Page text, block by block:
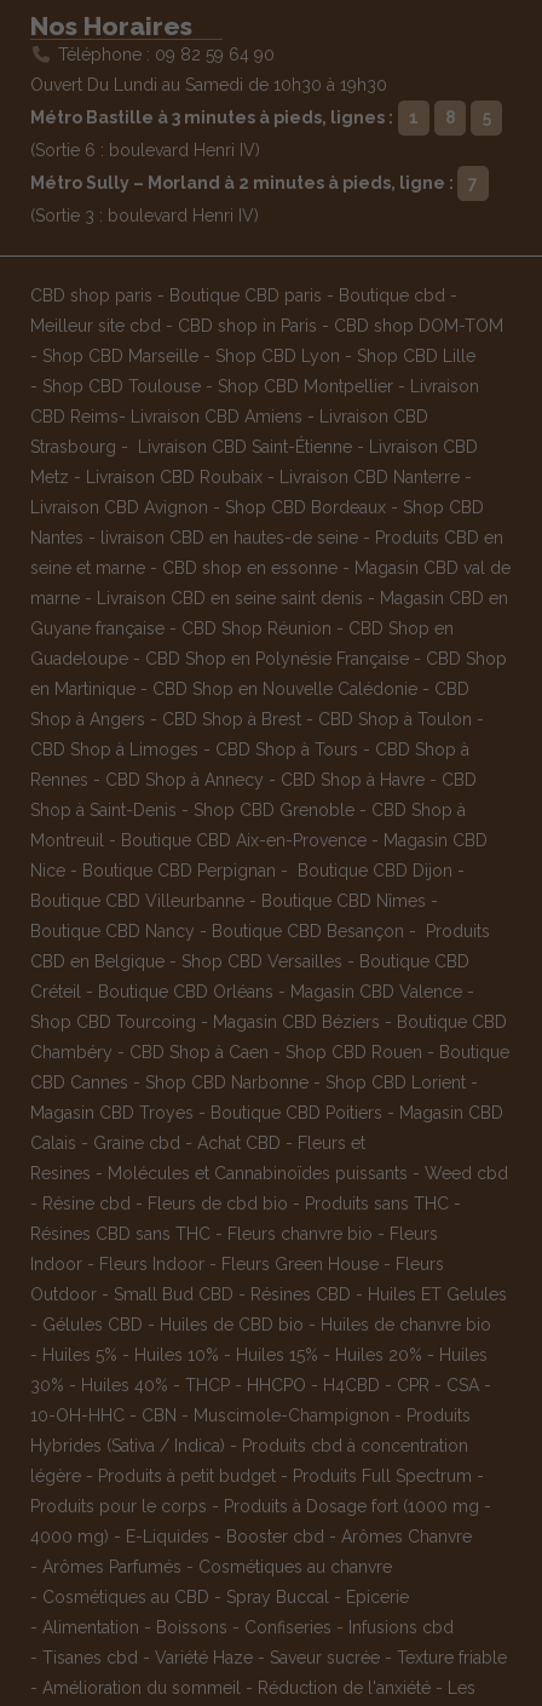
Nos Horaires
Téléphone : 09 82 59 64 90
Ouvert Du Lundi au Samedi de 10h30 à 19h30
Métro Bastille à 3 minutes à pieds, lignes :
1 8
5
(Sortie 6 : boulevard Henri IV)
Métro Sully – Morland à 2 minutes à pieds, ligne :
7
(Sortie 3 : boulevard Henri IV)
CBD shop paris - Boutique CBD paris - Boutique cbd -
Meilleur site cbd - CBD shop in Paris - CBD shop DOM-TOM
- Shop CBD Marseille - Shop CBD Lyon - Shop CBD Lille
- Shop CBD Toulouse - Shop CBD Montpellier - Livraison
CBD Reims- Livraison CBD Amiens - Livraison CBD
Strasbourg - Livraison CBD Saint-Étienne - Livraison CBD
Metz - Livraison CBD Roubaix - Livraison CBD Nanterre -
Livraison CBD Avignon - Shop CBD Bordeaux - Shop CBD
Nantes - livraison CBD en hautes-de seine - Produits CBD en
seine et marne - CBD shop en essonne - Magasin CBD val de
marne - Livraison CBD en seine saint denis - Magasin CBD en
Guyane française - CBD Shop Réunion - CBD Shop en
Guadeloupe - CBD Shop en Polynésie Française - CBD Shop
en Martinique - CBD Shop en Nouvelle Calédonie - CBD
Shop à Angers - CBD Shop à Brest - CBD Shop à Toulon -
CBD Shop à Limoges - CBD Shop à Tours - CBD Shop à
Rennes - CBD Shop à Annecy - CBD Shop à Havre - CBD
Shop à Saint-Denis - Shop CBD Grenoble - CBD Shop à
Montreuil - Boutique CBD Aix-en-Provence - Magasin CBD
Nice - Boutique CBD Perpignan - Boutique CBD Dijon -
Boutique CBD Villeurbanne - Boutique CBD Nîmes -
Boutique CBD Nancy - Boutique CBD Besançon -
Produits
CBD en Belgique - Shop CBD Versailles - Boutique CBD
Créteil - Boutique CBD Orléans - Magasin CBD Valence -
Shop CBD Tourcoing - Magasin CBD Béziers - Boutique CBD
Chambéry - CBD Shop à Caen - Shop CBD Rouen - Boutique
CBD Cannes - Shop CBD Narbonne - Shop CBD Lorient -
Magasin CBD Troyes - Boutique CBD Poitiers - Magasin CBD
Calais - Graine cbd - Achat CBD - Fleurs et
Resines - Molécules et Cannabinoïdes puissants - Weed cbd
- Résine cbd - Fleurs de cbd bio - Produits sans THC -
Résines CBD sans THC - Fleurs chanvre bio - Fleurs
Indoor - Fleurs Indoor - Fleurs Green House - Fleurs
Outdoor - Small Bud CBD - Résines CBD - Huiles ET Gelules
- Gélules CBD - Huiles de CBD bio - Huiles de chanvre bio
- Huiles 5% - Huiles 10% - Huiles 15% - Huiles 20% - Huiles
30% - Huiles 40% - THCP - HHCPO - H4CBD - CPR - CSA -
10-OH-HHC - CBN - Muscimole-Champignon - Produits
Hybrides (Sativa / Indica) - Produits cbd à concentration
légère - Produits à petit budget - Produits Full Spectrum -
Produits pour le corps - Produits à Dosage fort (1000 mg -
4000 mg) - E-Liquides - Booster cbd - Arômes Chanvre
- Arômes Parfumés - Cosmétiques au chanvre
- Cosmétiques au CBD - Spray Buccal - Epicerie
- Alimentation - Boissons - Confiseries - Infusions cbd
- Tisanes cbd - Variété Haze - Saveur sucrée - Texture friable
- Amélioration du sommeil - Réduction de l'anxiété - Les